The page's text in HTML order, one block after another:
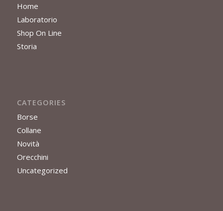
Home
Laboratorio
Shop On Line
Storia
CATEGORIES
Borse
Collane
Novità
Orecchini
Uncategorized